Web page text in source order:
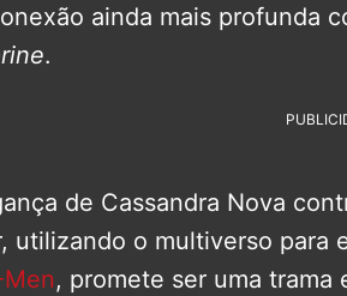
ainda mais profunda
.
de Cassandra Nova
utilizando o multiverso para
Men, promete ser uma